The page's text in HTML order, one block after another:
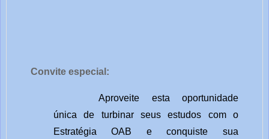
Convite especial:
Aproveite esta oportunidade
única de turbinar seus estudos com o
Estratégia OAB e conquiste sua